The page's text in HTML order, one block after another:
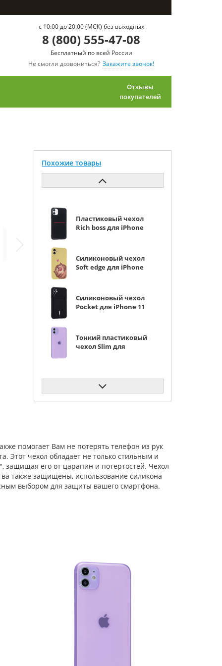
c 10:00 до 20:00 (МСК) без выходных
8 (800) 555-47-08
Бесплатный по всей России
Не смогли дозвониться? Закажите звонок!
Отзывы
покупателей
Похожие товары
Пластиковый чехол
Rich boss для iPhone
Силиконовый чехол
Soft edge для iPhone
Силиконовый чехол
Pocket для iPhone 11
Тонкий пластиковый
чехол Slim для
Защитное стекло
КейсБерри SD для
iPhone 11 черное
Силиконовый чехол
Matte edge для
iPhone 11
прозрачный голубой
лавандовый
Силиконовый чехол
Cat ears для iPhone 11
прозрачный
Силиконовый чехол
Big wave для iPhone
Gradient color для
помогает Вам не потерять телефон из рук
Этот чехол обладает не только стильным и
защищая его от царапин и потертостей. Чехол
также защищены, использование силикона
выбором для защиты вашего смартфона.